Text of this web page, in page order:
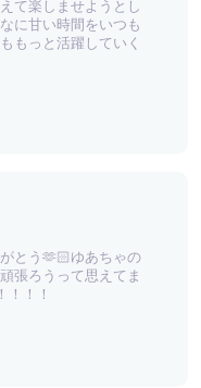
て楽しませようとし
に甘い時間をいつも
もっと活躍していく
とう🫶🏻ゆあちゃの
張ろうって思えてま
！！！